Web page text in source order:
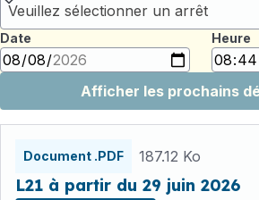
Veuillez sélectionner un arrêt
Date Heure
Afficher les prochains
horaires
Document .PDF 187.12 Ko
L21 à partir du 29 juin 2026